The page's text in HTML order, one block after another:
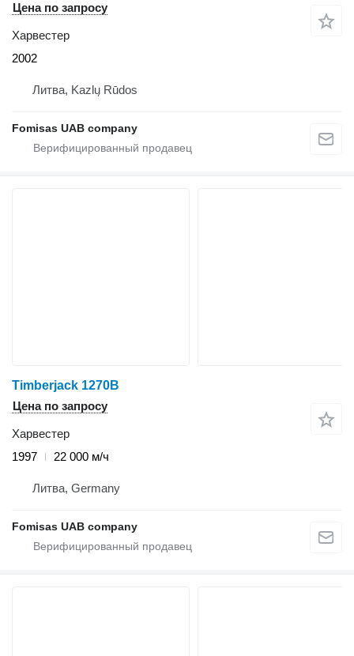
Цена по запросу
Харвестер
2002
Литва, Kazlų Rūdos
Fomisas UAB company
Timberjack 1270B
Цена по запросу
Харвестер
1997
22 000 м/ч
Литва, Germany
Fomisas UAB company